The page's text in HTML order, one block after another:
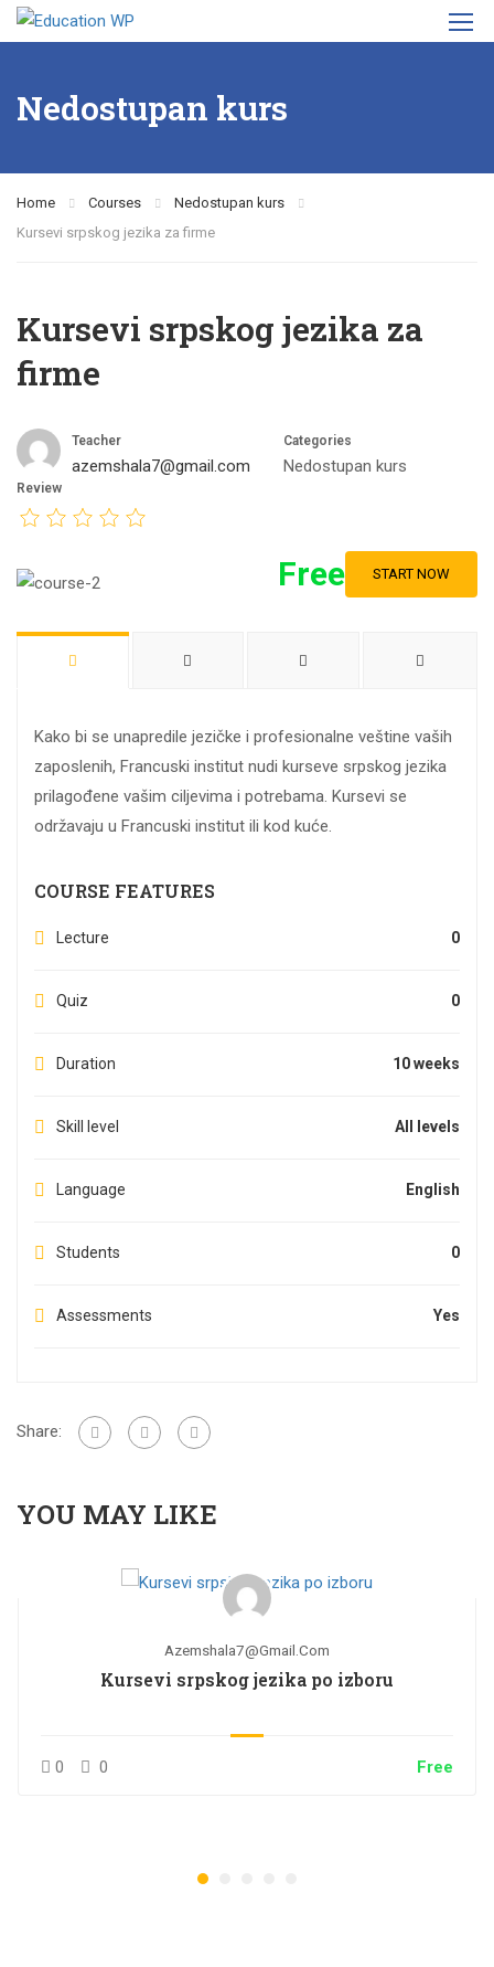
Nedostupan kurs
Home Courses
Nedostupan kurs
Kursevi srpskog jezika za firme
Kursevi srpskog jezika za
firme
Teacher
azemshala7@gmail.com
Categories
Nedostupan kurs
Review
Free START NOW
Kako bi se unapredile jezičke i profesionalne veštine vaših
zaposlenih, Francuski institut nudi kurseve srpskog jezika
prilagođene vašim ciljevima i potrebama. Kursevi se
održavaju u Francuski institut ili kod kuće.
COURSE FEATURES
Lecture 0
Quiz 0
Duration 10 weeks
Skill level All levels
Language English
Students 0
Assessments Yes
Share:
YOU MAY LIKE
Azemshala7@gmail.com
Kursevi srpskog jezika po izboru
0 0 Free